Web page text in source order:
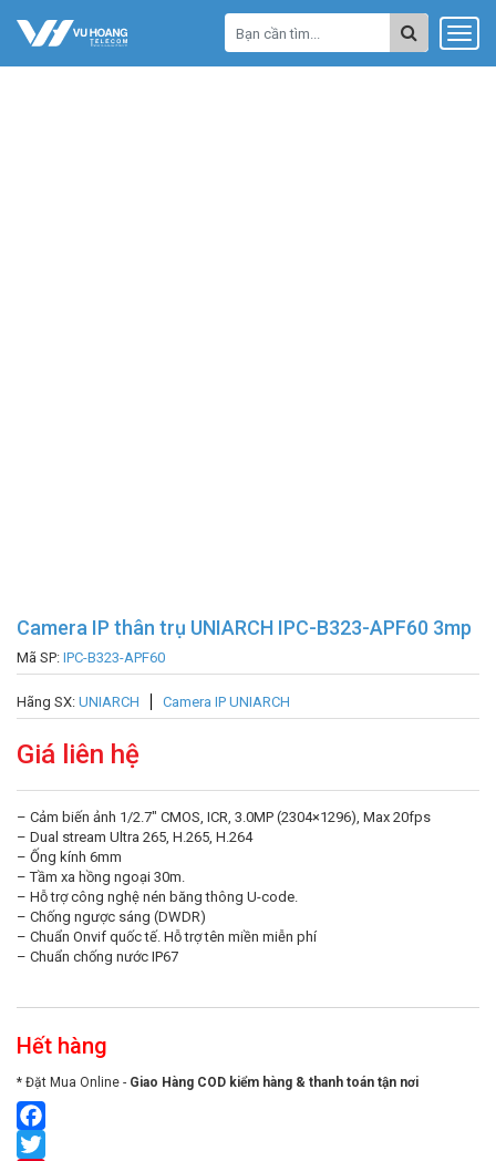
Camera IP thân trụ UNIARCH IPC-B323-APF60 3mp
Mã SP: IPC-B323-APF60
Hãng SX: UNIARCH Camera IP UNIARCH
Giá liên hệ
– Cảm biến ảnh 1/2.7″ CMOS, ICR, 3.0MP (2304×1296), Max 20fps
– Dual stream Ultra 265, H.265, H.264
– Ống kính 6mm
– Tầm xa hồng ngoại 30m.
– Hỗ trợ công nghệ nén băng thông U-code.
– Chống ngược sáng (DWDR)
– Chuẩn Onvif quốc tế. Hỗ trợ tên miền miễn phí
– Chuẩn chống nước IP67
Hết hàng
* Đặt Mua Online - Giao Hàng COD kiểm hàng & thanh toán tận nơi
Facebook